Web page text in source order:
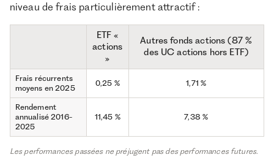
niveau de frais particulièrement attractif :
ETF «
actions
»
Autres fonds actions (87 %
des UC actions hors ETF)
Frais récurrents
moyens en 2025
0,25 % 1,71 %
Rendement
annualisé 2016-
2025
11,45 % 7,38 %
Les performances passées ne préjugent pas des performances futures.